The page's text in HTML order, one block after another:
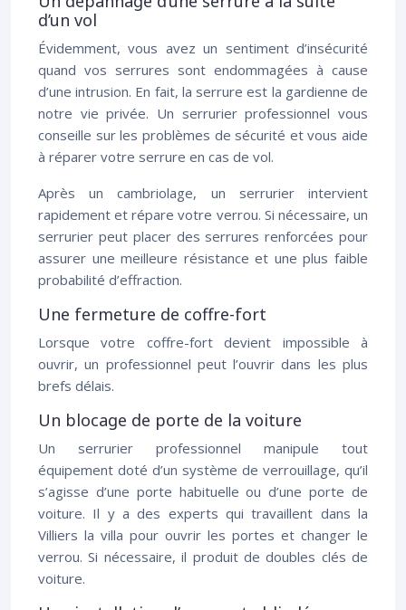
d’un vol
Évidemment, vous avez un sentiment d’insécurité
quand vos serrures sont endommagées à cause
d’une intrusion. En fait, la serrure est la gardienne de
notre vie privée. Un serrurier professionnel vous
conseille sur les problèmes de sécurité et vous aide
à réparer votre serrure en cas de vol.
Après un cambriolage, un serrurier intervient
rapidement et répare votre verrou. Si nécessaire, un
serrurier peut placer des serrures renforcées pour
assurer une meilleure résistance et une plus faible
probabilité d’effraction.
Une fermeture de coffre-fort
Lorsque votre coffre-fort devient impossible à
ouvrir, un professionnel peut l’ouvrir dans les plus
brefs délais.
Un blocage de porte de la voiture
Un serrurier professionnel manipule tout
équipement doté d’un système de verrouillage, qu’il
s’agisse d’une porte habituelle ou d’une porte de
voiture. Il y a des experts qui travaillent dans la
Villiers la villa pour ouvrir les portes et changer le
verrou. Si nécessaire, il produit de doubles clés de
voiture.